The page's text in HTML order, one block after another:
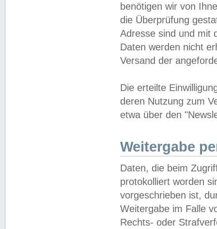
benötigen wir von
die Überprüfung
Adresse sind und mit
Daten werden nicht
Versand der
Die erteilte
deren Nutzung zum
etwa über den
Weitergabe
Daten, die beim
protokolliert worden
vorgeschrieben ist,
Weitergabe im Falle
Rechts- oder